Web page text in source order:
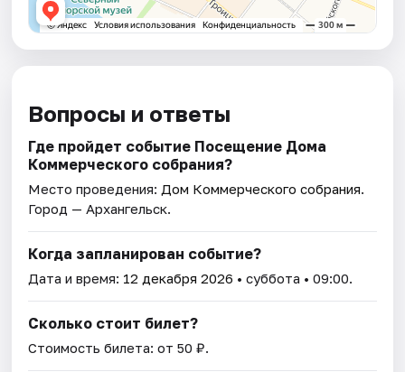
Вопросы и ответы
Где пройдет событие Посещение Дома
Коммерческого собрания?
Место проведения: Дом Коммерческого собрания.
Город — Архангельск.
Когда запланирован событие?
Дата и время: 12 декабря 2026 • суббота • 09:00.
Сколько стоит билет?
Стоимость билета: от 50 ₽.